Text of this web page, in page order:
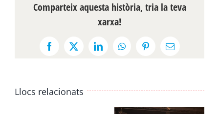
Comparteix aquesta història, tria la teva
xarxa!
Facebook
X LinkedInWhatsAppPinterestEmail:
Llocs relacionats